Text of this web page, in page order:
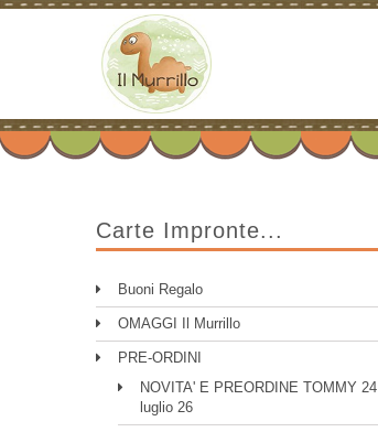
Carte Impronte...
Buoni Regalo
OMAGGI Il Murrillo
PRE-ORDINI
NOVITA' E PREORDINE TOMMY 24
luglio 26